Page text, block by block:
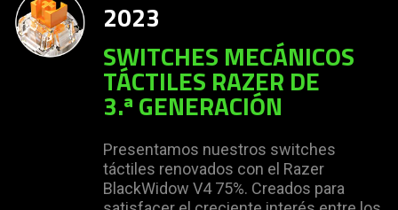
2023
SWITCHES MECÁNICOS
TÁCTILES RAZER DE
3.ª GENERACIÓN
Presentamos nuestros switches
táctiles renovados con el Razer
BlackWidow V4 75%. Creados para